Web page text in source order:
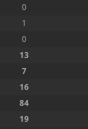
0
1
0
13
7
16
84
19